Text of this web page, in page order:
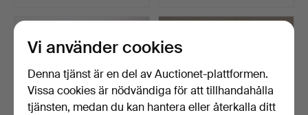
Vi använder cookies
Denna tjänst är en del av Auctionet-plattformen.
Vissa cookies är nödvändiga för att tillhandahålla
tjänsten, medan du kan hantera eller återkalla ditt